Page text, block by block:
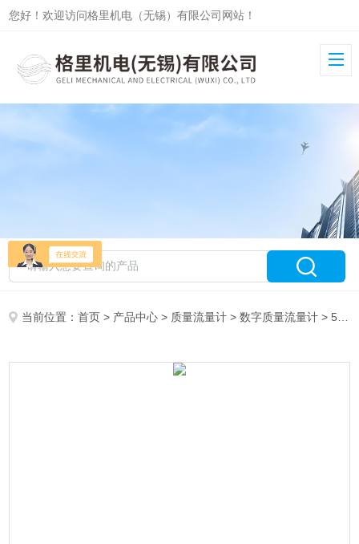
您好！欢迎访问格里机电（无锡）有限公司网站！
当前位置：首页 > 产品中心 > 质量流量计 >数字质量流量计 > 5911D4数字量液体流量计